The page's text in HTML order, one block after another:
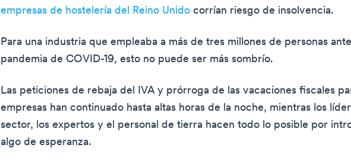
empresas de hostelería del Reino Unido corrían riesgo de insolvencia.
Para una industria que empleaba a más de tres millones de personas
pandemia de COVID-19, esto no puede ser más sombrío.
Las peticiones de rebaja del IVA y prórroga de las vacaciones fiscales
empresas han continuado hasta altas horas de la noche, mientras los
sector, los expertos y el personal de tierra hacen todo lo posible por
algo de esperanza.